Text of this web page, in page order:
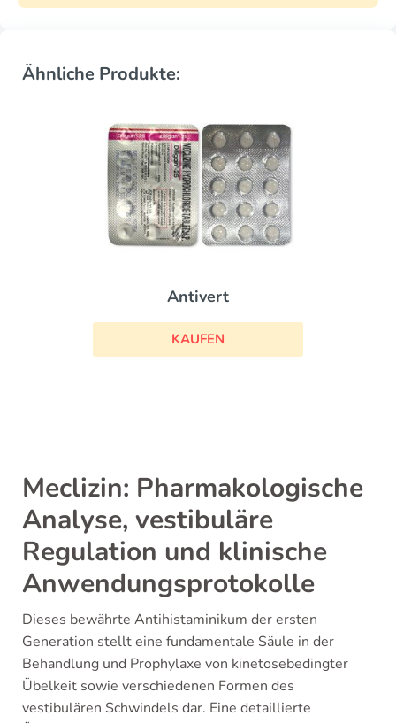
Ähnliche Produkte:
Antivert
KAUFEN
Meclizin: Pharmakologische
Analyse, vestibuläre
Regulation und klinische
Anwendungsprotokolle
Dieses bewährte Antihistaminikum der ersten
Generation stellt eine fundamentale Säule in der
Behandlung und Prophylaxe von kinetosebedingter
Übelkeit sowie verschiedenen Formen des
vestibulären Schwindels dar. Eine detaillierte